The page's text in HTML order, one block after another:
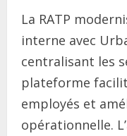
La RATP
interne avec
centralisant les
plateforme
employés et
opérationnelle.